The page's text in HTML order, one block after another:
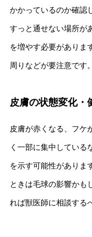
かかっているのか確認
すっと通せない場所が
を増やす必要がありま
周りなどが要注意です。
皮膚の状態変化・
皮膚が赤くなる、フケ
く一部に集中している
を示す可能性がありま
ときは毛球の影響かも
れば獣医師に相談する